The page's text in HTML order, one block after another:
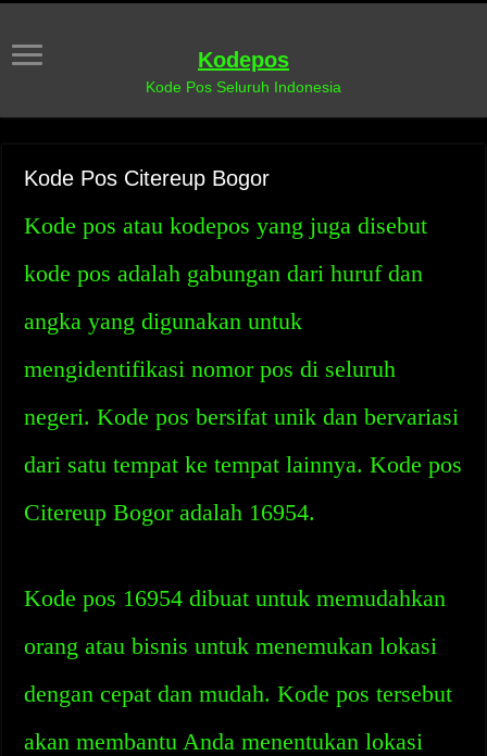
Kodepos
Kode Pos Seluruh Indonesia
Kode Pos Citereup Bogor
Kode pos atau kodepos yang juga disebut
kode pos adalah gabungan dari huruf dan
angka yang digunakan untuk
mengidentifikasi nomor pos di seluruh
negeri. Kode pos bersifat unik dan bervariasi
dari satu tempat ke tempat lainnya. Kode pos
Citereup Bogor adalah 16954.
Kode pos 16954 dibuat untuk memudahkan
orang atau bisnis untuk menemukan lokasi
dengan cepat dan mudah. Kode pos tersebut
akan membantu Anda menentukan lokasi